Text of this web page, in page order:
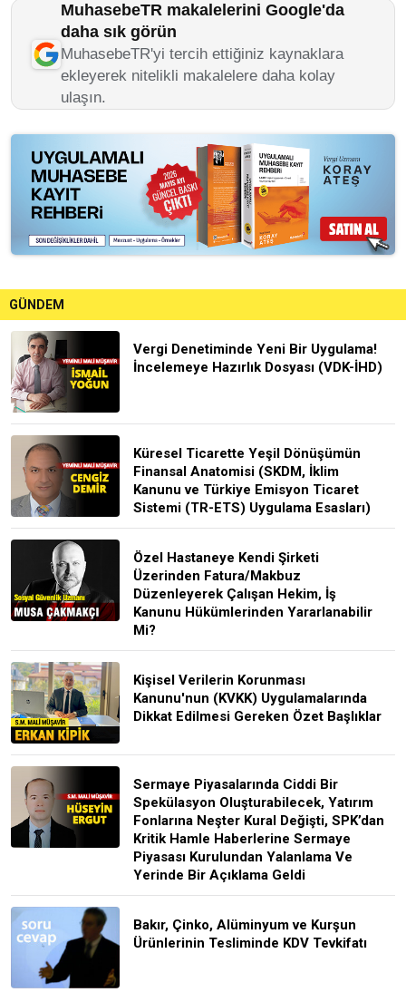
MuhasebeTR makalelerini Google'da
daha sık görün
MuhasebeTR'yi tercih ettiğiniz kaynaklara
ekleyerek nitelikli makalelere daha kolay
ulaşın.
GÜNDEM
Vergi Denetiminde Yeni Bir Uygulama!
İncelemeye Hazırlık Dosyası (VDK-İHD)
Küresel Ticarette Yeşil Dönüşümün
Finansal Anatomisi (SKDM, İklim
Kanunu ve Türkiye Emisyon Ticaret
Sistemi (TR-ETS) Uygulama Esasları)
Özel Hastaneye Kendi Şirketi
Üzerinden Fatura/Makbuz
Düzenleyerek Çalışan Hekim, İş
Kanunu Hükümlerinden Yararlanabilir
Mi?
Kişisel Verilerin Korunması
Kanunu'nun (KVKK) Uygulamalarında
Dikkat Edilmesi Gereken Özet Başlıklar
Sermaye Piyasalarında Ciddi Bir
Spekülasyon Oluşturabilecek, Yatırım
Fonlarına Neşter Kural Değişti, SPK’dan
Kritik Hamle Haberlerine Sermaye
Piyasası Kurulundan Yalanlama Ve
Yerinde Bir Açıklama Geldi
Bakır, Çinko, Alüminyum ve Kurşun
Ürünlerinin Tesliminde KDV Tevkifatı